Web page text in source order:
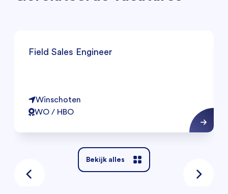
Field Sales Engineer
Winschoten
WO / HBO
Bekijk alles